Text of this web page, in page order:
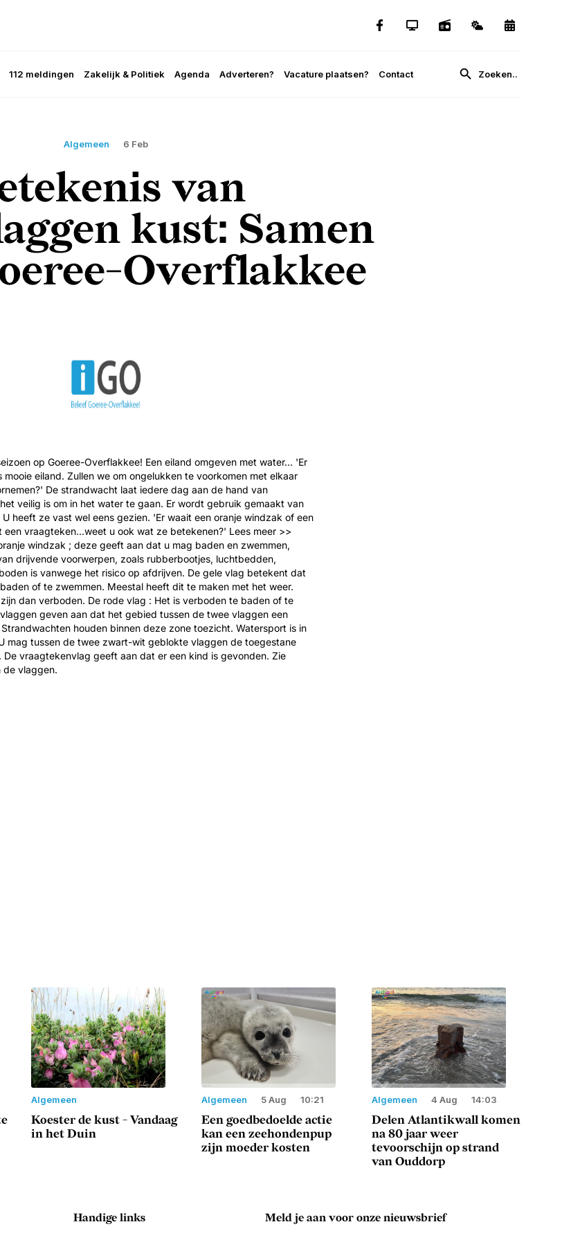
112 meldingen Zakelijk & Politiek Agenda Adverteren? Vacature plaatsen? Contact
Algemeen 6 Feb
van
kust: Samen
Overflakkee
op Goeree-Overflakkee! Een eiland omgeven met water... 'Er
mooie eiland. Zullen we om ongelukken te voorkomen met elkaar
De strandwacht laat iedere dag aan de hand van
veilig is om in het water te gaan. Er wordt gebruik gemaakt van
heeft ze vast wel eens gezien. 'Er waait een oranje windzak of een
een vraagteken...weet u ook wat ze betekenen?' Lees meer >>
windzak ; deze geeft aan dat u mag baden en zwemmen,
drijvende voorwerpen, zoals rubberbootjes, luchtbedden,
is vanwege het risico op afdrijven. De gele vlag betekent dat
of te zwemmen. Meestal heeft dit te maken met het weer.
dan verboden. De rode vlag : Het is verboden te baden of te
geven aan dat het gebied tussen de twee vlaggen een
houden binnen deze zone toezicht. Watersport is in
mag tussen de twee zwart-wit geblokte vlaggen de toegestane
vraagtekenvlag geeft aan dat er een kind is gevonden. Zie
de vlaggen.
Algemeen
Koester de kust - Vandaag
in het Duin
Algemeen 5 Aug 10:21
Een goedbedoelde actie
kan een zeehondenpup
zijn moeder kosten
Algemeen 4 Aug 14:03
Delen Atlantikwall komen
na 80 jaar weer
tevoorschijn op strand
van Ouddorp
Handige links Meld je aan voor onze nieuwsbrief